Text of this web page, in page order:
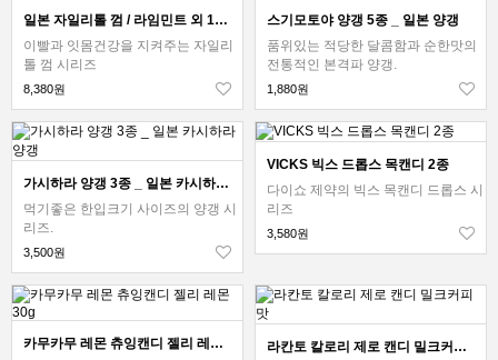
일본 자일리톨 껌 / 라임민트 외 10종
이빨과 잇몸건강을 지켜주는 자일리
톨 껌 시리즈
8,380원
스기모토야 양갱 5종 _ 일본 양갱
품위있는 적당한 달콤함과 순한맛의
전통적인 본격파 양갱.
1,880원
가시하라 양갱 3종 _ 일본 카시하라 양갱
먹기좋은 한입크기 사이즈의 양갱 시
리즈.
3,500원
VICKS 빅스 드롭스 목캔디 2종
다이쇼 제약의 빅스 목캔디 드롭스 시
리즈
3,580원
카무카무 레몬 츄잉캔디 젤리 레몬 30g
라칸토 칼로리 제로 캔디 밀크커피맛